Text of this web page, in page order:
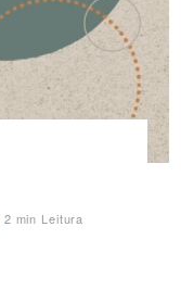
2 min Leitura